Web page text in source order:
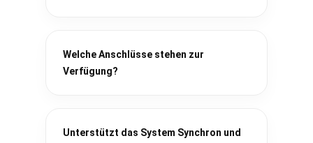
Welche Anschlüsse stehen zur
Verfügung?
Unterstützt das System Synchron und